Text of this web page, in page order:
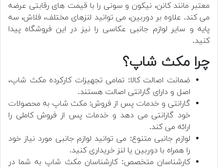
معتبر مانند کانن، نیکون و سونی را با قیمت های رقابتی عرضه
می کند. علاوه بر دوربین، می توانید لنزهای مختلف، فلاش، سه
پایه و سایر لوازم جانبی عکاسی را نیز در این فروشگاه پیدا
کنید.
چرا مکث شاپ؟
ضمانت اصالت کالا: تمامی تجهیزات کارکرده مکث شاپ،
اصل و دارای گارانتی اصالت هستند.
گارانتی و خدمات پس از فروش: مکث شاپ به محصولات
خود گارانتی می دهد و خدمات پس از فروش کاملی را
ارائه می کند.
لوازم جانبی متنوع: می توانید لوازم جانبی مورد نیاز خود
را همراه با دوربین یا لنز خریداری کنید.
کارشناسان متخصص: کارشناسان مکث شاپ به شما در